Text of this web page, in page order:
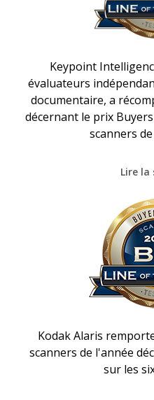
Keypoint
évaluateurs
documentaire, a
décernant le prix
scanners
Lire la
Kodak Alaris
scanners de l'année
sur les